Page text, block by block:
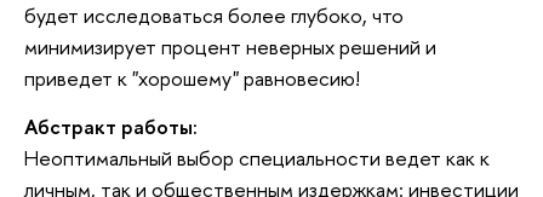
будет исследоваться более глубоко, что
минимизирует процент неверных решений и
приведет к "хорошему" равновесию!
Абстракт работы:
Неоптимальный выбор специальности ведет как к
личным, так и общественным издержкам: инвестиции